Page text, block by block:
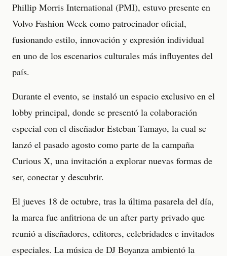
Phillip Morris International (PMI), estuvo presente en
Volvo Fashion Week como patrocinador oficial,
fusionando estilo, innovación y expresión individual
en uno de los escenarios culturales más influyentes del
país.
Durante el evento, se instaló un espacio exclusivo en el
lobby principal, donde se presentó la colaboración
especial con el diseñador Esteban Tamayo, la cual se
lanzó el pasado agosto como parte de la campaña
Curious X, una invitación a explorar nuevas formas de
ser, conectar y descubrir.
El jueves 18 de octubre, tras la última pasarela del día,
la marca fue anfitriona de un after party privado que
reunió a diseñadores, editores, celebridades e invitados
especiales. La música de DJ Boyanza ambientó la